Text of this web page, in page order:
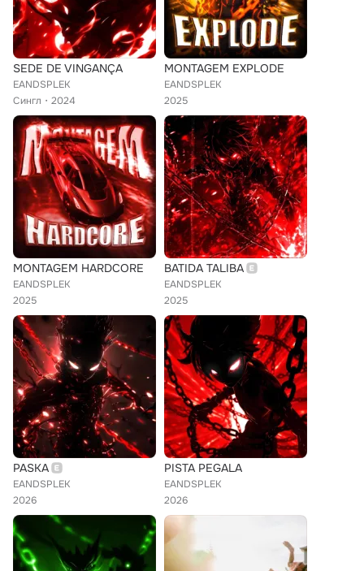
SEDE DE VINGANÇA
EANDSPLEK
Сингл
2024
MONTAGEM EXPLODE
EANDSPLEK
2025
MONTAGEM HARDCORE
EANDSPLEK
2025
BATIDA TALIBA
EANDSPLEK
2025
PASKA
EANDSPLEK
2026
PISTA PEGALA
EANDSPLEK
2026